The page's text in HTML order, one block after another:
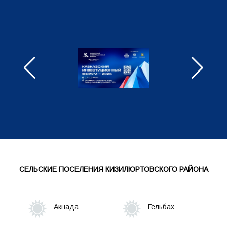
"Кизилюртовский район"
Отдел муниципального контроля
СЕЛЬСКИЕ ПОСЕЛЕНИЯ КИЗИЛЮРТОВСКОГО РАЙОНА
Акнада Гельбах